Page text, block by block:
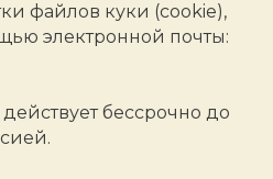
файлов куки (cookie),
электронной почты:
бессрочно до